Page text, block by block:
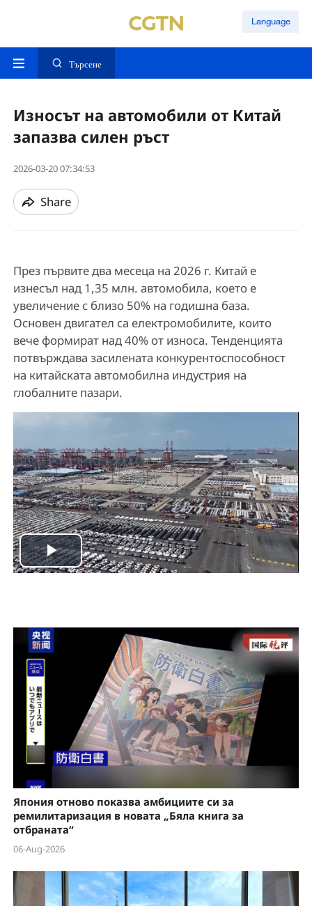
Language
Търсене
Износът на автомобили от Китай
запазва силен ръст
2026-03-20 07:34:53
Share
През първите два месеца на 2026 г. Китай е
изнесъл над 1,35 млн. автомобила, което е
увеличение с близо 50% на годишна база.
Основен двигател са електромобилите, които
вече формират над 40% от износа. Тенденцията
потвърждава засилената конкурентоспособност
на китайската автомобилна индустрия на
глобалните пазари.
P
a
y
d
e
o
Япония отново показва амбициите си за
ремилитаризация в новата „Бяла книга за
отбраната“
06-Aug-2026